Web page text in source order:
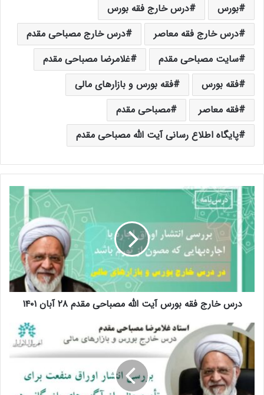
بورس
درس خارج فقه بورس
درس خارج فقه معاصر
درس خارج مصباحی مقدم
سایت مصباحی مقدم
غلامرضا مصباحی مقدم
فقه بورس
فقه بورس و بازارهای مالی
فقه معاصر
مصباحی مقدم
پایگاه اطلاع رسانی آیت الله مصباحی مقدم
د
ر
س
خ
ا
ر
ق
و
ر
آ
ی
درس خارج فقه بورس آیت الله مصباحی مقدم ۲۸ آبان ۱۴۰۱
د
ر
خ
ا